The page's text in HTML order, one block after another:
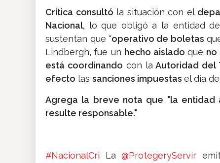
Crítica consultó la situación con el
Nacional, lo que obligó a la entidad
sustentan que "operativo de boletas
Lindbergh, fue un hecho aisladoque no
está coordinando con la Autoridad del
efecto las sanciones impuestas el día de
Agrega la breve nota que "la
resulte responsable."
#NacionalCri La@ProtegeryServir